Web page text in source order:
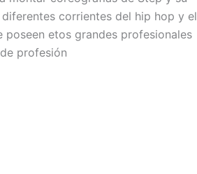
corrientes del hip hop y el
etos grandes profesionales
profesión